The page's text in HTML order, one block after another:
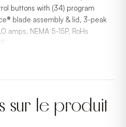
buttons with (34) program
blade assembly & lid, 3-peak
amps, NEMA 5-15P, RoHs
sur le produit